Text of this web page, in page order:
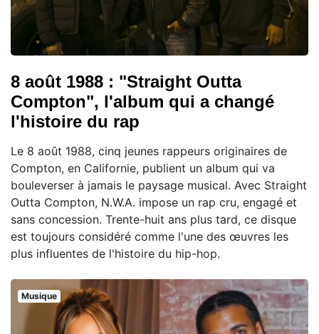
8 août 1988 : "Straight Outta
Compton", l'album qui a changé
l'histoire du rap
Le 8 août 1988, cinq jeunes rappeurs originaires de
Compton, en Californie, publient un album qui va
bouleverser à jamais le paysage musical. Avec Straight
Outta Compton, N.W.A. impose un rap cru, engagé et
sans concession. Trente-huit ans plus tard, ce disque
est toujours considéré comme l'une des œuvres les
plus influentes de l'histoire du hip-hop.
Musique